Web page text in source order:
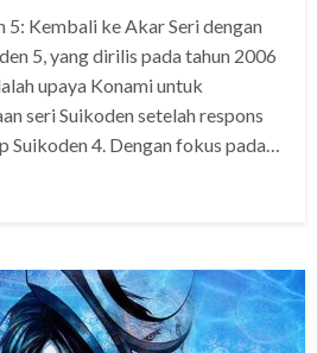
5: Kembali ke Akar Seri dengan
5, yang dirilis pada tahun 2006
upaya Konami untuk
seri Suikoden setelah respons
Suikoden 4. Dengan fokus pada…